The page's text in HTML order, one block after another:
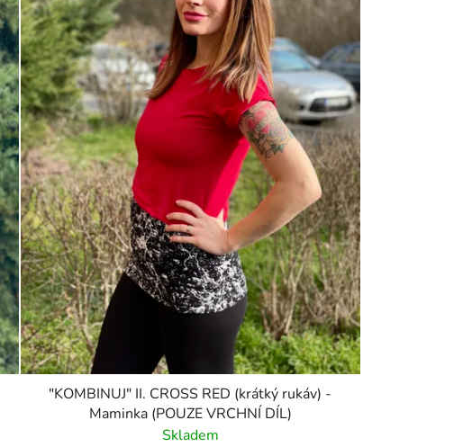
"KOMBINUJ" II. CROSS RED (krátký rukáv) -
Maminka (POUZE VRCHNÍ DÍL)
Skladem